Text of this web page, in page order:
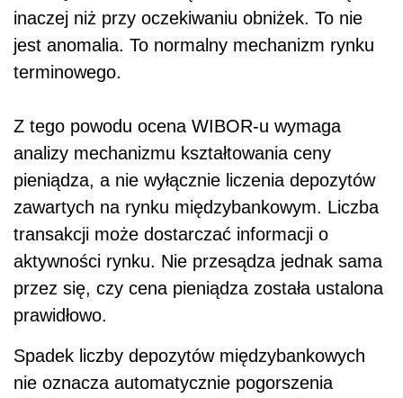
inaczej niż przy oczekiwaniu obniżek. To nie
jest anomalia. To normalny mechanizm rynku
terminowego.
Z tego powodu ocena WIBOR-u wymaga
analizy mechanizmu kształtowania ceny
pieniądza, a nie wyłącznie liczenia depozytów
zawartych na rynku międzybankowym. Liczba
transakcji może dostarczać informacji o
aktywności rynku. Nie przesądza jednak sama
przez się, czy cena pieniądza została ustalona
prawidłowo.
Spadek liczby depozytów międzybankowych
nie oznacza automatycznie pogorszenia